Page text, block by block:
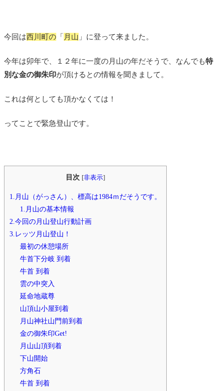
今回は西川町の 「 月山 」に登って来ました。
今年は卯年で、１２年に一度の月山の年だそうで、なんでも特
別な金の御朱印が頂けるとの情報を聞きまして。
これは何としても頂かなくては！
ってことで緊急登山です。
目次 [非表示]
1.月山（がっさん）、標高は1984ｍだそうです。
1.月山の基本情報
2.今回の月山登山行動計画
3.レッツ月山登山！
最初の休憩場所
牛首下分岐 到着
牛首 到着
雲の中突入
延命地蔵尊
山頂山小屋到着
月山神社山門前到着
金の御朱印Get!
月山山頂到着
下山開始
方角石
牛首 到着